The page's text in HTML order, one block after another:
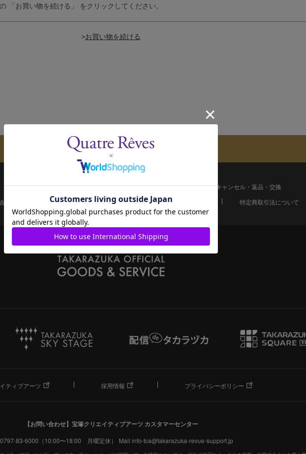
「お買い物を続ける」 をクリックしてください。
>
メールマガジンのご案内
配送について お支払い方法 決済について
キャンセル・返品・交換
員ページ 宝塚歌劇共通ID新規会員登録 特定商取引法について
ティブアーツ 採用情報 プライバシーポリシー
【お問い合わせ】 宝塚クリエイティブアーツ カスタマーセンター
83-6000（10:00〜18:00 月曜定休） Mail info-tca@takarazuka-revue-support.jp